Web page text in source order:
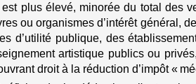
est plus élevé, minorée du total des
ou organismes d’intérêt général,
d’utilité publique, des
artistique publics ou
droit à la réduction d’impôt «